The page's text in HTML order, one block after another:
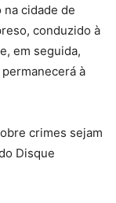
cidade de
conduzido à
em seguida,
à
crimes sejam
Disque